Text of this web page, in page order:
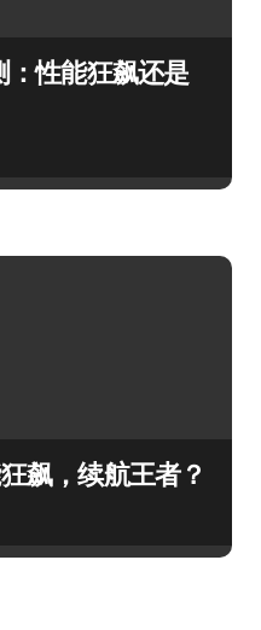
：性能狂飙还是
飙，续航王者？